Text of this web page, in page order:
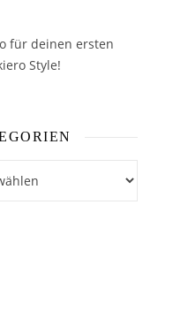
für deinen ersten
Style!